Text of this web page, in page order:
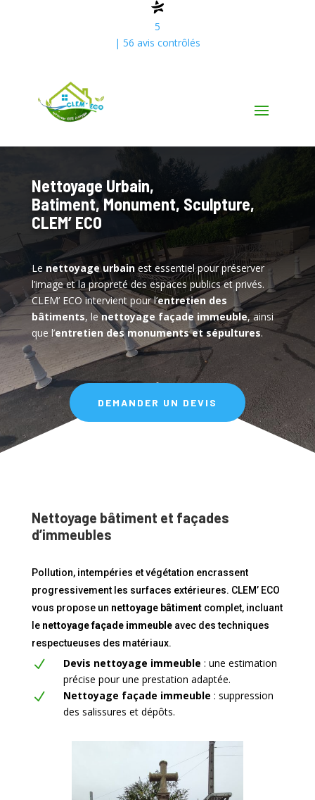
5
| 56 avis contrôlés
Nettoyage Urbain,
Batiment, Monument, Sculpture,
CLEM’ ECO
Lenettoyage urbainest essentiel pour préserver
l’image et la propreté des espaces publics et privés.
CLEM’ ECO intervient pour l’entretien des
bâtiments, lenettoyage façade immeuble, ainsi
que l’entretien des monuments et sépultures.
DEMANDER UN DEVIS
Nettoyage bâtiment et façades
d’immeubles
Pollution, intempéries et végétation encrassent
progressivement les surfaces extérieures. CLEM’ ECO
vous propose un nettoyage bâtimentcomplet, incluant
le nettoyage façade immeubleavec des techniques
respectueuses des matériaux.
N Devis nettoyage immeuble : une estimation
précise pour une prestation adaptée.
N Nettoyage façade immeuble : suppression
des salissures et dépôts.